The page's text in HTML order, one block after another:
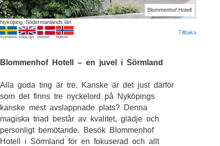
Blommenhof Hotell
Nyköping, Södermanlands län
SVENSKA ENGLISH DANSK NORSK
Tillbaka
Blommenhof Hotell – en juvel i Sörmland
Alla goda ting är tre. Kanske är det just därför
som det finns tre nyckelord på Nyköpings
kanske mest avslappnade plats? Denna
magiska triad består av kvalitet, glädje och
personligt bemötande. Besök Blommenhof
Hotell i Sörmland för en fokuserad och allt